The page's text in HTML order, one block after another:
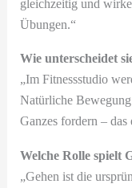
gleichzeitig und
Übungen.“
Wie unterscheidet
„Im Fitnessstudio
Natürliche
Ganzes fordern –
Welche Rolle spielt
„Gehen ist die